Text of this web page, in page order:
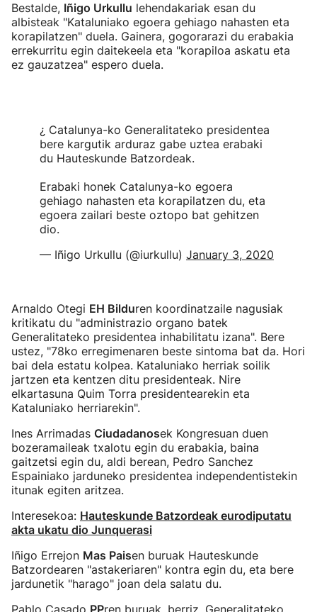
Bestalde, Iñigo Urkullu lehendakariak esan du
albisteak "Kataluniako egoera gehiago nahasten eta
korapilatzen" duela. Gainera, gogorarazi du erabakia
errekurritu egin daitekeela eta "korapiloa askatu eta
ez gauzatzea" espero duela.
¿ Catalunya-ko Generalitateko presidentea
bere kargutik arduraz gabe uztea erabaki
du Hauteskunde Batzordeak.
Erabaki honek Catalunya-ko egoera
gehiago nahasten eta korapilatzen du, eta
egoera zailari beste oztopo bat gehitzen
dio.
— Iñigo Urkullu (@iurkullu) January 3, 2020
Arnaldo Otegi EH Bilduren koordinatzaile nagusiak
kritikatu du "administrazio organo batek
Generalitateko presidentea inhabilitatu izana". Bere
ustez, "78ko erregimenaren beste sintoma bat da. Hori
bai dela estatu kolpea. Kataluniako herriak soilik
jartzen eta kentzen ditu presidenteak. Nire
elkartasuna Quim Torra presidentearekin eta
Kataluniako herriarekin".
Ines Arrimadas Ciudadanosek Kongresuan duen
bozeramaileak txalotu egin du erabakia, baina
gaitzetsi egin du, aldi berean, Pedro Sanchez
Espainiako jarduneko presidentea independentistekin
itunak egiten aritzea.
Interesekoa: Hauteskunde Batzordeak eurodiputatu
akta ukatu dio Junquerasi
Iñigo Errejon Mas Paisen buruak Hauteskunde
Batzordearen "astakeriaren" kontra egin du, eta bere
jardunetik "harago" joan dela salatu du.
Pablo Casado PPren buruak, berriz, Generalitateko